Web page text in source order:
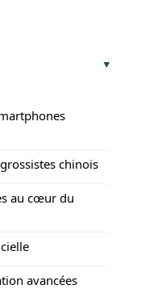
chinois
au cœur du
avancées